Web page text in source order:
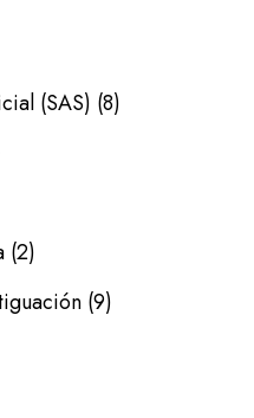
(SAS) (8)
(2)
(9)